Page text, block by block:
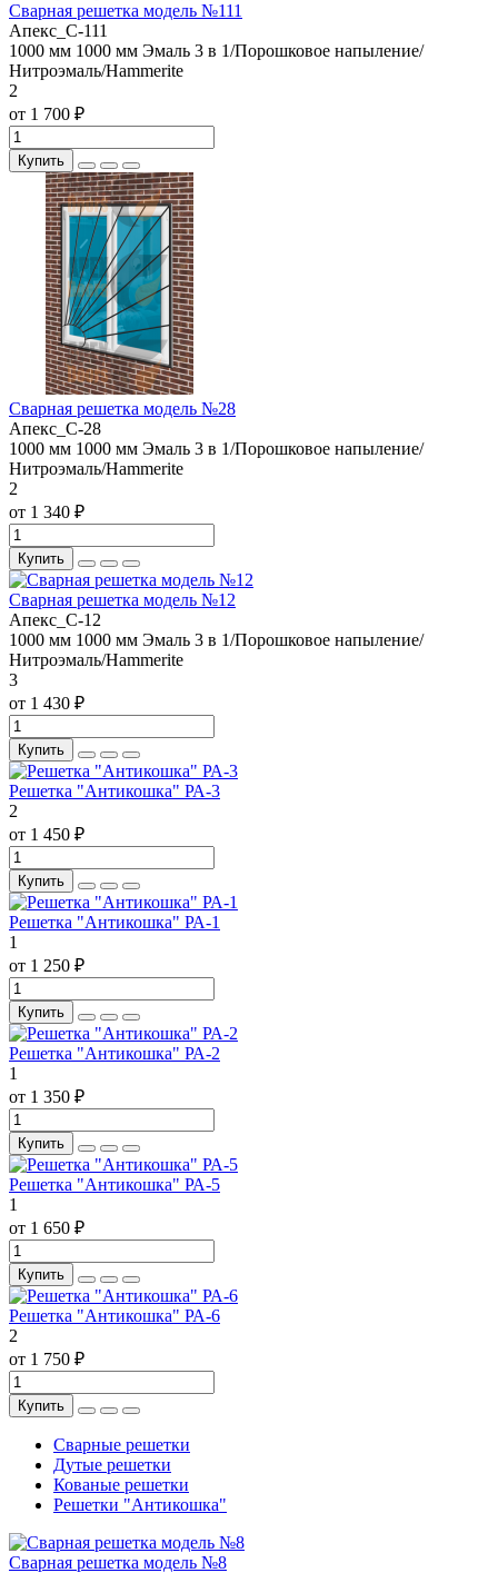
Сварная решетка модель №111
Апекс_С-111
1000 мм 1000 мм Эмаль 3 в 1/Порошковое напыление/
Нитроэмаль/Hammerite
2
от 1 700 ₽
Купить
Сварная решетка модель №28
Апекс_С-28
1000 мм 1000 мм Эмаль 3 в 1/Порошковое напыление/
Нитроэмаль/Hammerite
2
от 1 340 ₽
Купить
Сварная решетка модель №12
Апекс_С-12
1000 мм 1000 мм Эмаль 3 в 1/Порошковое напыление/
Нитроэмаль/Hammerite
3
от 1 430 ₽
Купить
Решетка "Антикошка" РА-3
2
от 1 450 ₽
Купить
Решетка "Антикошка" РА-1
1
от 1 250 ₽
Купить
Решетка "Антикошка" РА-2
1
от 1 350 ₽
Купить
Решетка "Антикошка" РА-5
1
от 1 650 ₽
Купить
Решетка "Антикошка" РА-6
2
от 1 750 ₽
Купить
Сварные решетки
Дутые решетки
Кованые решетки
Решетки "Антикошка"
Сварная решетка модель №8